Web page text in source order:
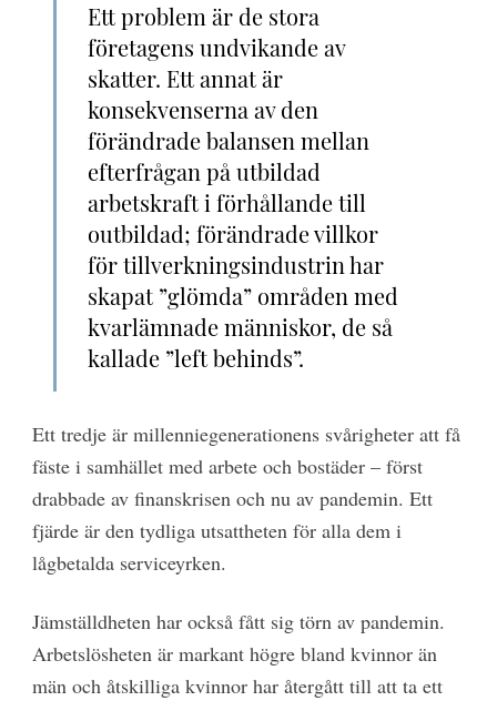
Ett problem är de stora
företagens undvikande av
skatter. Ett annat är
konsekvenserna av den
förändrade balansen mellan
efterfrågan på utbildad
arbetskraft i förhållande till
outbildad; förändrade villkor
för tillverkningsindustrin har
skapat ”glömda” områden med
kvarlämnade människor, de så
kallade ”left behinds”.
Ett tredje är millenniegenerationens svårigheter att få
fäste i samhället med arbete och bostäder – först
drabbade av finanskrisen och nu av pandemin. Ett
fjärde är den tydliga utsattheten för alla dem i
lågbetalda serviceyrken.
Jämställdheten har också fått sig törn av pandemin.
Arbetslösheten är markant högre bland kvinnor än
män och åtskilliga kvinnor har återgått till att ta ett